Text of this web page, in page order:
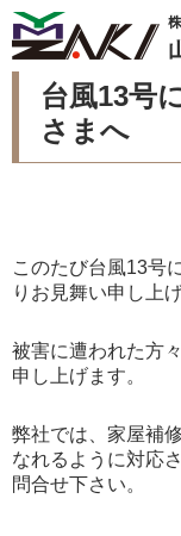
台風13号
さまへ
このたび台風13号
りお見舞い申し上げ
被害に遭われた方
申し上げます。
弊社では、家屋補
なれるように対応
問合せ下さい。